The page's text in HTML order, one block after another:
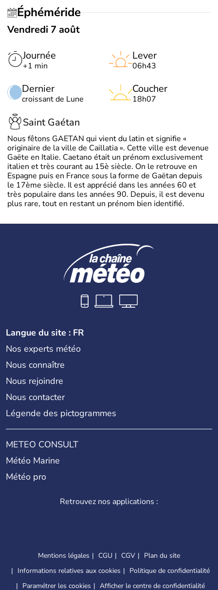
Éphéméride
Vendredi 7 août
Journée
+1 min
Dernier
croissant de Lune
Lever
06h43
Coucher
18h07
Saint Gaétan
Nous fêtons GAETAN qui vient du latin et signifie «
originaire de la ville de Caillatia ». Cette ville est devenue
Gaëte en Italie. Caetano était un prénom exclusivement
italien et très courant au 15è siècle. On le retrouve en
Espagne puis en France sous la forme de Gaëtan depuis
le 17ème siècle. Il est apprécié dans les années 60 et
très populaire dans les années 90. Depuis, il est devenu
plus rare, tout en restant un prénom bien identifié.
Langue du site : FR
Nos experts météo
Nous connaître
Nous rejoindre
Nous contacter
Légende des pictogrammes
METEO CONSULT
Météo Marine
Météo pro
Retrouvez nos applications :
Mentions légales CGU CGV
Plan du site
Informations relatives aux cookies
Politique de confidentialité
Paramétrer les cookies
Afficher le centre de confidentialité